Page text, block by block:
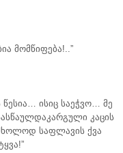
მომწიფება!..”
წესია… ისიც საეჭვო… მე
კაცის
საფლავის ქვა